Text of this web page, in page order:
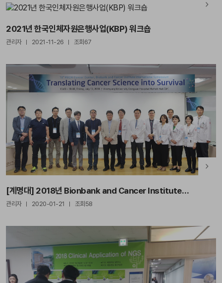
2021년 한국인체자원은행사업(KBP) 워크숍
관리자 2021-11-26 조회67
[계명대] 2018년 Bionbank and Cancer Institute
International Symposium
관리자 2020-01-21 조회58